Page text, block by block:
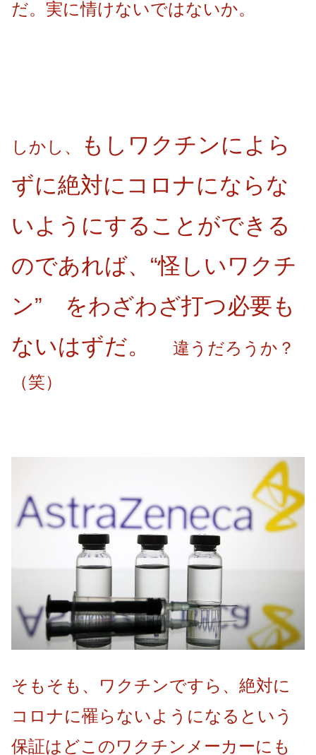
だ。実に情けないではないか。
しかし、
もしワクチンによら
ずに絶対にコロナにならな
いようにすることができる
のであれば、“怪しいワクチ
ン” をわざわざ打つ必要も
ないはずだ。
違うだろうか？
（笑）
そもそも、ワクチンですら、絶対に
コロナに罹らないようになるという
保証はどこのワクチンメーカーにも